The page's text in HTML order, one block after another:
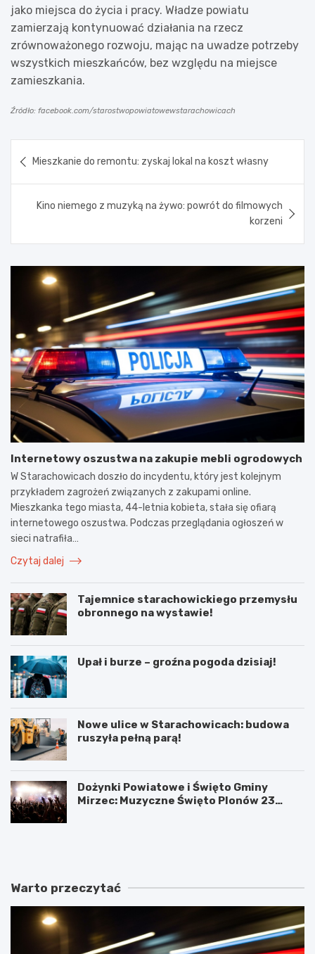
jako miejsca do życia i pracy. Władze powiatu
zamierzają kontynuować działania na rzecz
zrównoważonego rozwoju, mając na uwadze potrzeby
wszystkich mieszkańców, bez względu na miejsce
zamieszkania.
Źródło: facebook.com/starostwopowiatowewstarachowicach
wpisu
Mieszkanie do remontu: zyskaj lokal na koszt własny
Kino niemego z muzyką na żywo: powrót do filmowych
korzeni
Internetowy oszustwa na zakupie mebli ogrodowych
W Starachowicach doszło do incydentu, który jest kolejnym
przykładem zagrożeń związanych z zakupami online.
Mieszkanka tego miasta, 44-letnia kobieta, stała się ofiarą
internetowego oszustwa. Podczas przeglądania ogłoszeń w
sieci natrafiła…
Czytaj dalej
Tajemnice starachowickiego przemysłu
obronnego na wystawie!
Upał i burze – groźna pogoda dzisiaj!
Nowe ulice w Starachowicach: budowa
ruszyła pełną parą!
Dożynki Powiatowe i Święto Gminy
Mirzec: Muzyczne Święto Plonów 23
T
n
D
k
Warto przeczytać